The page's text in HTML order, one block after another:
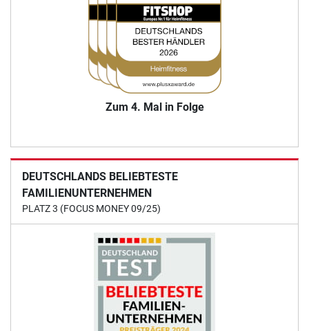
Zum 4. Mal in Folge
DEUTSCHLANDS BELIEBTESTE
FAMILIENUNTERNEHMEN
PLATZ 3 (FOCUS MONEY 09/25)